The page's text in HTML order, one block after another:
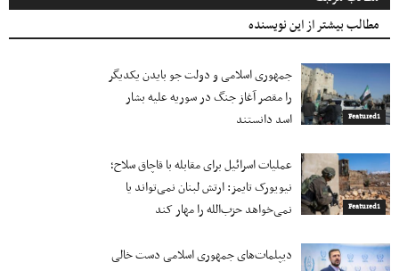
مطالب بیشتر از این نویسنده
Featured1
جمهوری اسلامی و دولت جو بایدن یکدیگر
را مقصر آغاز جنگ در سوریه علیه بشار
اسد دانستند
Featured1
عملیات اسرائیل برای مقابله با قاچاق سلاح؛
نیویورک تایمز: ارتش لبنان نمی‌تواند یا
نمی‌خواهد حزب‌الله را مهار کند
دیپلمات‌های جمهوری اسلامی دست خالی